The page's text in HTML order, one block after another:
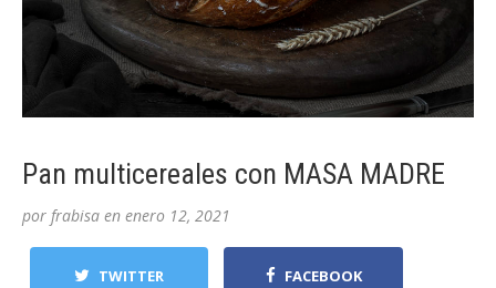
Pan multicereales con MASA MADRE
por frabisa en enero 12, 2021
TWITTER FACEBOOK